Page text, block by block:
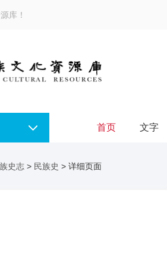
库！
首页 文字
史志 > 民族史 > 详细页面